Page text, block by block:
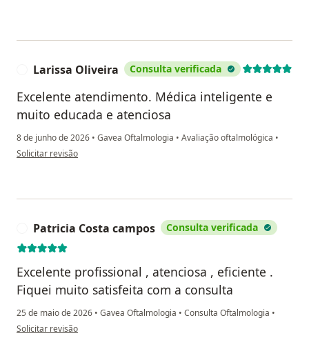
Larissa Oliveira Consulta verificada
Excelente atendimento. Médica inteligente e
muito educada e atenciosa
8 de junho de 2026 • Gavea Oftalmologia • Avaliação oftalmológica •
na opinião do utilizador Larissa Oliveira
Solicitar revisão
Patricia Costa campos Consulta verificada
Excelente profissional , atenciosa , eficiente .
Fiquei muito satisfeita com a consulta
25 de maio de 2026 • Gavea Oftalmologia • Consulta Oftalmologia •
na opinião do utilizador Patricia Costa campos
Solicitar revisão